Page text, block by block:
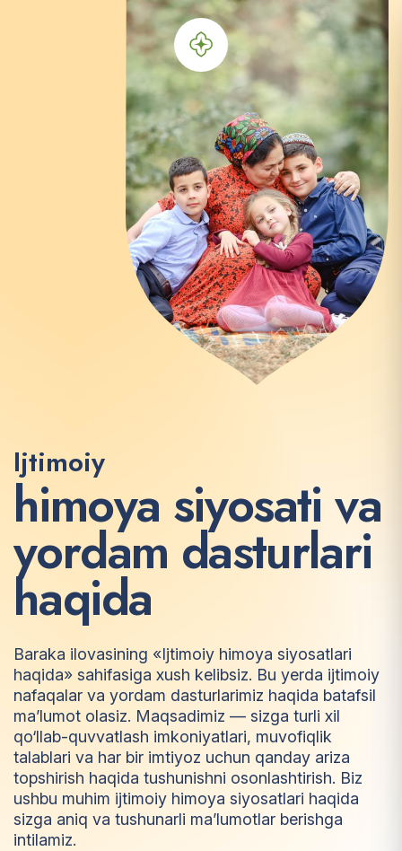
Ijtimoiy
himoya siyosati va
yordam dasturlari
haqida
Baraka ilovasining «Ijtimoiy himoya siyosatlari
haqida» sahifasiga xush kelibsiz. Bu yerda ijtimoiy
nafaqalar va yordam dasturlarimiz haqida batafsil
ma’lumot olasiz. Maqsadimiz — sizga turli xil
qo‘llab-quvvatlash imkoniyatlari, muvofiqlik
talablari va har bir imtiyoz uchun qanday ariza
topshirish haqida tushunishni osonlashtirish. Biz
ushbu muhim ijtimoiy himoya siyosatlari haqida
sizga aniq va tushunarli ma’lumotlar berishga
intilamiz.